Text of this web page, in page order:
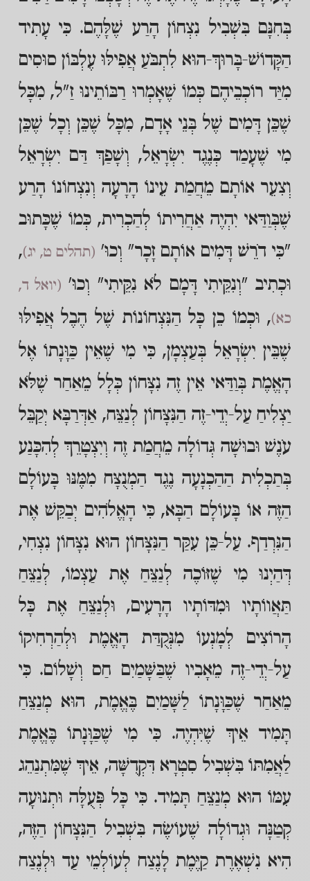
בְּחִנָּם בִּשְׁבִיל נִצְחוֹן הָרַע שֶׁלָּהֶם. כִּי עָתִיד
הַקָּדוֹשׁ-בָּרוּךְ-הוּא לִתְבֹּעַ אֲפִילּוּ עֶלְבּוֹן סוּסִים
מִיַּד רוֹכְבֵיהֶם כְּמוֹ שֶׁאָמְרוּ רַבּוֹתֵינוּ זַ"ל, מִכָּל
שֶׁכֵּן דָּמִים שֶׁל בְּנֵי אָדָם, מִכָּל שֶׁכֵּן וְכָל שֶׁכֵּן
מִי שֶׁעָמַד כְּנֶגֶד יִשְׂרָאֵל, וְשָׁפַךְ דַּם יִשְׂרָאֵל
וְצִעֵר אוֹתָם מֵחֲמַת עֵינוֹ הָרָעָה וְנִצְחוֹנוֹ הָרַע
שֶׁבְּוַדַּאי יִהְיֶה אַחֲרִיתוֹ לְהַכְרִית, כְּמוֹ שֶׁכָּתוּב
"כִּי דֹרֵשׁ דָּמִים אוֹתָם זָכָר" וְכוּ' (תהלים ט, יג),
וּכְתִיב "וְנִקֵּיתִי דָּמָם לֹא נִקֵּיתִי" וְכוּ' (יואל ד,
כא), וּכְמוֹ כֵן כָּל הַנִּצְחוֹנוֹת שֶׁל הֶבֶל אֲפִילּוּ
שֶׁבֵּין יִשְׂרָאֵל בְּעַצְמָן, כִּי מִי שֶׁאֵין כַּוָּנָתוֹ אֶל
הָאֱמֶת בְּוַדַּאי אֵין זֶה נִצָּחוֹן כְּלָל מֵאַחַר שֶׁלֹּא
יַצְלִיחַ עַל-יְדֵי-זֶה הַנִּצָּחוֹן לְנַצֵּח, אַדְּרַבָּא יְקַבֵּל
עֹנֶשׁ וּבוּשָׁה גְּדוֹלָה מֵחֲמַת זֶה וְיִצְטָרֵךְ לְהִכָּנַע
בְּתַכְלִית הַהַכְנָעָה נֶגֶד הַמְנֻצָּח מִמֶּנּוּ בָּעוֹלָם
הַזֶּה אוֹ בָּעוֹלָם הַבָּא, כִּי הָאֱלֹהִים יְבַקֵּשׁ אֶת
הַנִּרְדַף. עַל-כֵּן עִקַּר הַנִּצָּחוֹן הוּא נִצָּחוֹן נִצְחִי,
דְּהַיְנוּ מִי שֶׁזּוֹכֶה לְנַצֵּחַ אֶת עַצְמוֹ, לְנַצֵּחַ
תַּאֲווֹתָיו וּמִדּוֹתָיו הָרָעִים, וּלְנַצֵּחַ אֶת כָּל
הָרוֹצִים לְמָנְעוֹ מִנְּקֻדַּת הָאֱמֶת וּלְהַרְחִיקוֹ
עַל-יְדֵי-זֶה מֵאָבִיו שֶׁבַּשָּׁמַיִם חַס וְשָׁלוֹם. כִּי
מֵאַחַר שֶׁכַּוָּנָתוֹ לַשָּׁמַיִם בֶּאֱמֶת, הוּא מְנַצֵּחַ
תָּמִיד אֵיךְ שֶׁיִּהְיֶה. כִּי מִי שֶׁכַּוָּנָתוֹ בֶּאֱמֶת
לַאֲמִתּוֹ בִּשְׁבִיל סִטְרָא דִּקְדֻשָּׁה, אֵיךְ שֶׁמִּתְנַהֵג
עִמּוֹ הוּא מְנַצֵּחַ תָּמִיד. כִּי כָּל פְּעֻלָּה וּתְנוּעָה
קְטַנָּה וּגְדוֹלָה שֶׁעוֹשֶׂה בִּשְׁבִיל הַנִּצָּחוֹן הַזֶּה,
הִיא נִשְׁאֶרֶת קַיֶּמֶת לָנֶצַח לְעוֹלְמֵי עַד וּלְנֶצַח